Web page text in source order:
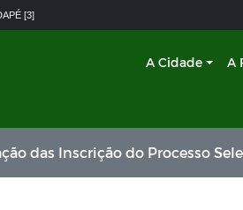
[3]
A Cidade A
Inscrição do Processo Seletivo para o Cargo de Gestor